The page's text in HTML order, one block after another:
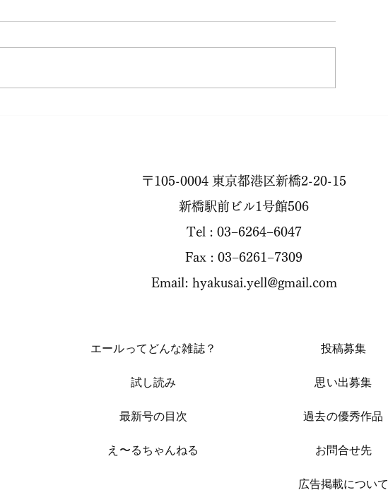
秋が早い！
〒105-0004 東京都港区新橋2-20-15
新橋駅前ビル1号館506
Tel : 03−6264−6047
Fax : 03−6261−7309
Email: hyakusai.yell@gmail.com
エールってどんな雑誌？
試し読み
​最新号の目次
​え〜るちゃんねる
投稿募集
思い出募集
過去の優秀作品
お問合せ先
​広告掲載について